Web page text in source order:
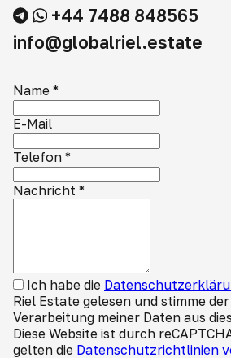
+44 7488 848565
info@globalriel.estate
Name *
E-Mail
Telefon *
Nachricht *
Ich habe die
Riel Estate gelesen und stimme
Verarbeitung meiner Daten aus
Diese Website ist durch
gelten die Datenschutzrichtlinien